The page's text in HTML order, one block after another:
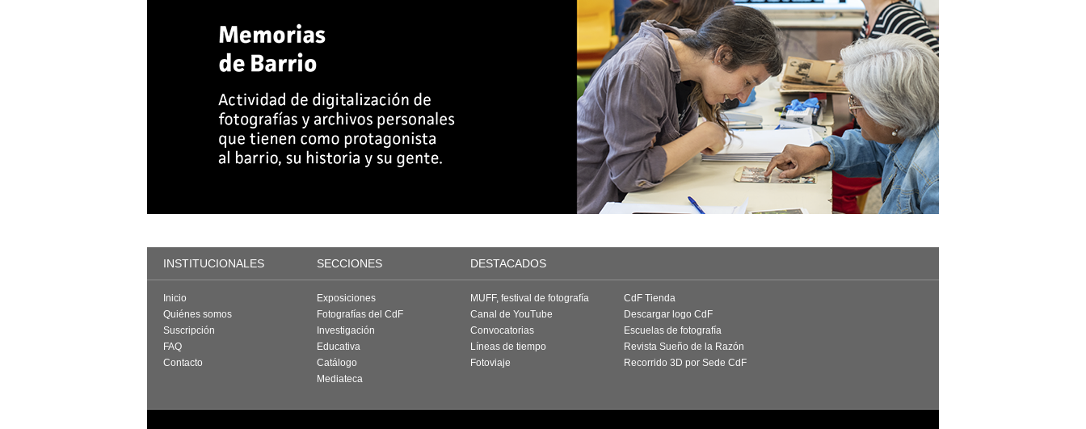
INSTITUCIONALES SECCIONES DESTACADOS
Inicio
Quiénes somos
Suscripción
FAQ
Contacto
Exposiciones
Fotografías del CdF
Investigación
Educativa
Catálogo
Mediateca
MUFF, festival de fotografía
Canal de YouTube
Convocatorias
Líneas de tiempo
Fotoviaje
CdF Tienda
Descargar logo CdF
Escuelas de fotografía
Revista Sueño de la Razón
Recorrido 3D por Sede CdF